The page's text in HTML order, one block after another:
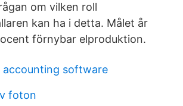
om vilken roll
kan ha i detta. Målet år
förnybar elproduktion.
accounting software
foton